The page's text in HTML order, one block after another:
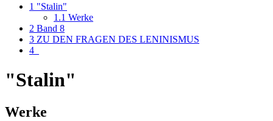
1 "Stalin"
1.1 Werke
2 Band 8
3 ZU DEN FRAGEN DES LENINISMUS
4
"Stalin"
Werke